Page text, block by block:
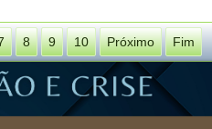
8 9 10 Próximo Fim